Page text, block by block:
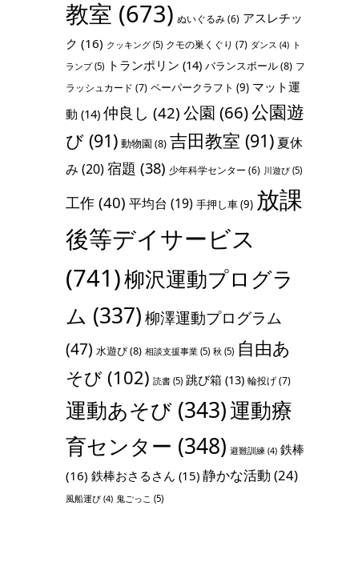
教室 (673) ぬいぐるみ(6) アスレチッ
ク (16) クッキング (5) クモの巣くぐり (7) ダンス (4) ト
ランプ(5) トランポリン (14) バランスボール(8) フ
ラッシュカード (7) ペーパークラフト (9) マット運
動 (14) 仲良し (42) 公園 (66)公園遊
び (91) 動物園 (8) 吉田教室 (91) 夏休
み (20)宿題 (38) 少年科学センター (6) 川遊び (5)
工作 (40) 平均台 (19) 手押し車(9) 放課
後等デイサービス
(741)柳沢運動プログラ
ム (337)柳澤運動プログラム
(47) 水遊び(8) 相談支援事業 (5) 秋 (5) 自由あ
そび (102) 読書 (5) 跳び箱 (13) 輪投げ(7)
運動あそび (343)運動療
育センター (348) 避難訓練 (4) 鉄棒
(16) 鉄棒おさるさん (15) 静かな活動 (24)
風船運び (4) 鬼ごっこ (5)